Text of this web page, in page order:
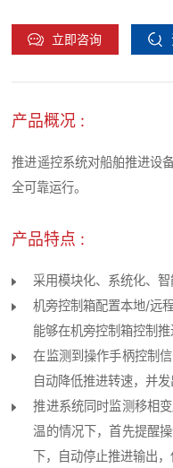
立即咨询
产品概况 :
推进遥控系统对船舶推进设
全可靠运行。
产品特点 :
采用模块化、系统化、
机旁控制箱配置本地/远
能够在机旁控制箱控制推
在监测到操作手柄控制
自动降低推进转速，并
推进系统同时监测移相
温的情况下，首先提醒
下，自动停止推进输出